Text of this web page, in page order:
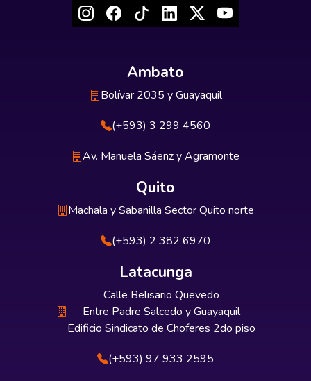
Ambato
Bolívar 2035 y Guayaquil
(+593) 3 299 4560
Av. Manuela Sáenz y Agramonte
Quito
Machala y Sabanilla Sector Quito norte
(+593) 2 382 6970
Latacunga
Calle Belisario Quevedo
Entre Padre Salcedo y Guayaquil
Edificio Sindicato de Choferes 2do piso
(+593) 97 933 2595